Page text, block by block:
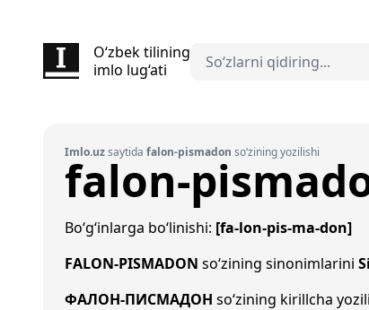
O‘zbek tilining
imlo lug‘ati
Imlo.uzsaytida falon-pismadon so‘zining yozilishi
falon-
Bo‘g‘inlarga bo‘linishi: [fa-lon-pis-ma-don]
FALON-PISMADON so‘zining sinonimlarini
ФАЛОН-ПИСМАДОН so‘zining kirillcha